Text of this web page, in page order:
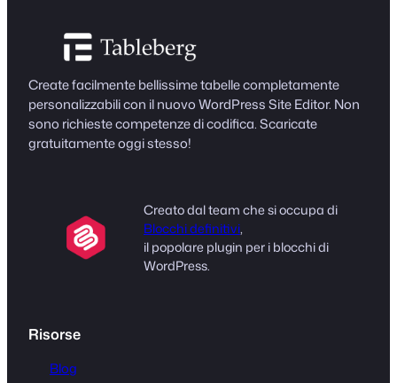
Create facilmente bellissime tabelle completamente
personalizzabili con il nuovo WordPress Site Editor. Non
sono richieste competenze di codifica. Scaricate
gratuitamente oggi stesso!
Creato dal team che si occupa di
Blocchi definitivi,
il popolare plugin per i blocchi di
WordPress.
Risorse
Blog